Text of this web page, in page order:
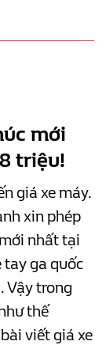
mới
triệu!
giá xe máy.
xin phép
nhất tại
tay ga quốc
Vậy trong
thế
viết giá xe